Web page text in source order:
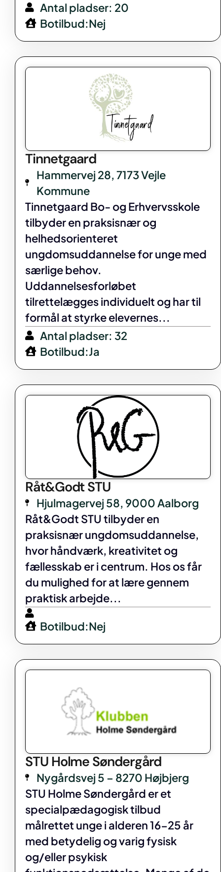
Antal pladser: 20
Botilbud:Nej
Tinnetgaard
Hammervej 28, 7173 Vejle
Kommune
Tinnetgaard Bo- og Erhvervsskole
tilbyder en praksisnær og
helhedsorienteret
ungdomsuddannelse for unge med
særlige behov.
Uddannelsesforløbet
tilrettelægges individuelt og har til
formål at styrke elevernes...
Antal pladser: 32
Botilbud:Ja
Råt&Godt STU
Hjulmagervej 58, 9000 Aalborg
Råt&Godt STU tilbyder en
praksisnær ungdomsuddannelse,
hvor håndværk, kreativitet og
fællesskab er i centrum. Hos os får
du mulighed for at lære gennem
praktisk arbejde...
Botilbud:Nej
STU Holme Søndergård
Nygårdsvej 5 – 8270 Højbjerg
STU Holme Søndergård er et
specialpædagogisk tilbud
målrettet unge i alderen 16-25 år
med betydelig og varig fysisk
og/eller psykisk